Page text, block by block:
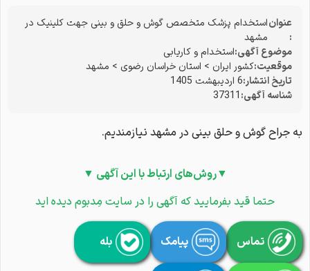
عنوان
:
استخدام پزشک متخصص گوش و حلق و بینی جهت کلینیک در
مشهد
موضوع آگهی:استخدام و کاریابی
موقعیت:کشور ایران > استان خراسان رضوی > مشهد
تاریخ انتشار:6 اردیبهشت 1405
شناسه آگهی:37311
به جراح گوش و حلق بینی در مشهد نیازمندیم.
▼روش‌های ارتباط با این آگهی ▼
حتما قید بفرمایید که آگهی را در سایت مِدبوم دیده اید
تماس پیامک بله